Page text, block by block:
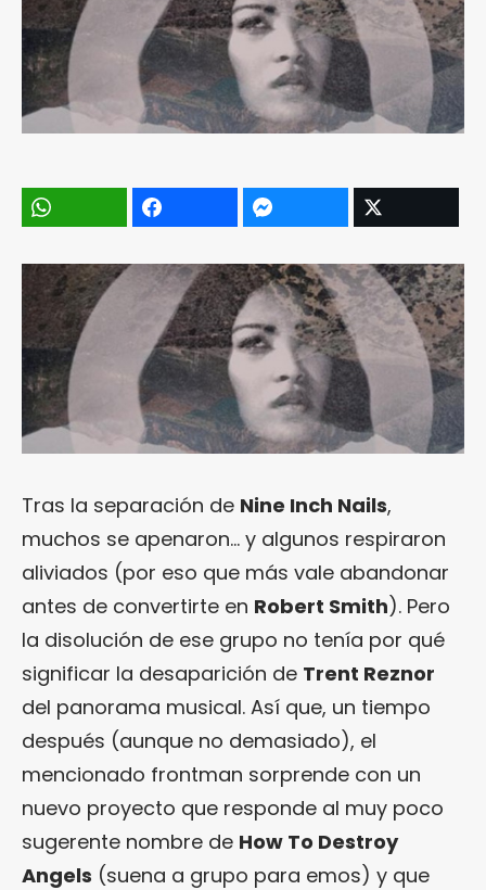
Tras la separación de Nine Inch Nails,
muchos se apenaron… y algunos respiraron
aliviados (por eso que más vale abandonar
antes de convertirte en Robert Smith). Pero
la disolución de ese grupo no tenía por qué
significar la desaparición de Trent Reznor
del panorama musical. Así que, un tiempo
después (aunque no demasiado), el
mencionado frontman sorprende con un
nuevo proyecto que responde al muy poco
sugerente nombre de How To Destroy
Angels (suena a grupo para emos) y que